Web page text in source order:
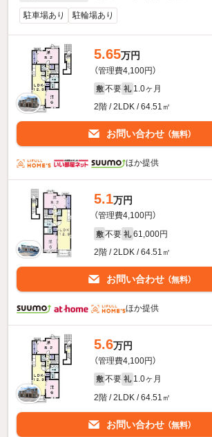
駐車場あり 駐輪場あり
5.65万円
（管理費4,100円）
敷 不要 礼 1.0ヶ月
2階 / 2LDK / 64.51㎡
お問い合わせ （無料）
ほか提供
5.1万円
（管理費4,100円）
敷 不要 礼 61,000円
2階 / 2LDK / 64.51㎡
お問い合わせ （無料）
ほか提供
5.6万円
（管理費4,100円）
敷 不要 礼 1.0ヶ月
2階 / 2LDK / 64.51㎡
お問い合わせ （無料）